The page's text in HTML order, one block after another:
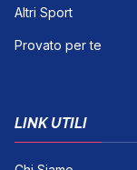
Altri Sport
Provato per te
LINK UTILI